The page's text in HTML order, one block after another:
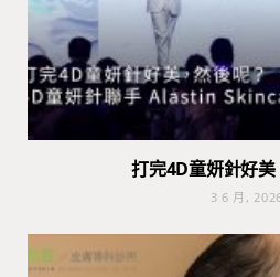
打完4D童妍針好美
3 6 月,